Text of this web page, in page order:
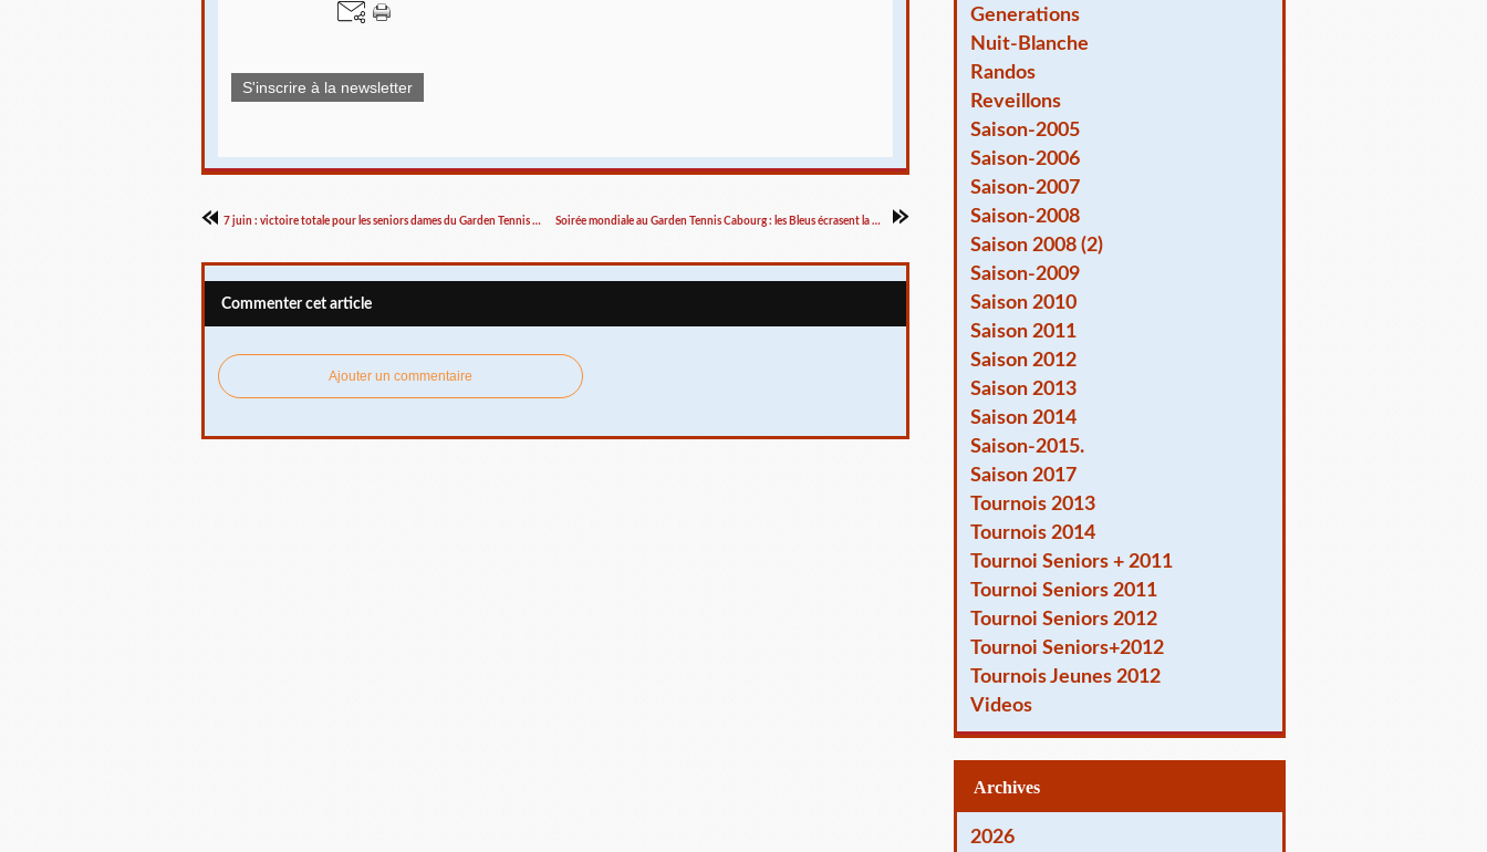
S'inscrire à la newsletter
7 juin : victoire totale pour les seniors dames du Garden Tennis Cabourg Soirée mondiale au Garden Tennis Cabourg : les Bleus écrasent la Norvège !
Commenter cet article
Ajouter un commentaire
Generations
Nuit-Blanche
Randos
Reveillons
Saison-2005
Saison-2006
Saison-2007
Saison-2008
Saison 2008 (2)
Saison-2009
Saison 2010
Saison 2011
Saison 2012
Saison 2013
Saison 2014
Saison-2015.
Saison 2017
Tournois 2013
Tournois 2014
Tournoi Seniors + 2011
Tournoi Seniors 2011
Tournoi Seniors 2012
Tournoi Seniors+2012
Tournois Jeunes 2012
Videos
Archives
2026